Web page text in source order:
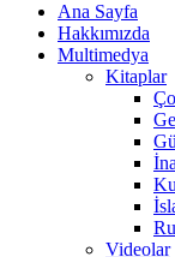
Müslim Georgia
Ana Sayfa
Hakkımızda
Multimedya
Kitaplar
Videolar